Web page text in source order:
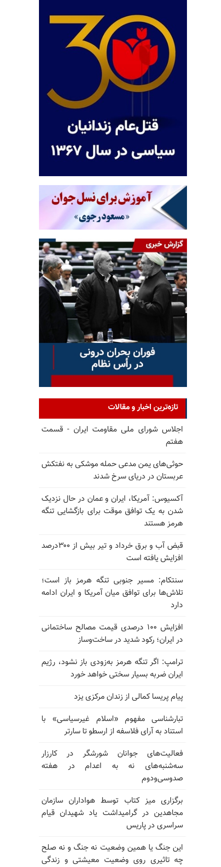
تازه‌ترین اخبار و مقالات
اجلاس شورای ملی مقاومت ایران - قسمت
هفتم
حوثی‌های یمن مدعی حمله موشکی به نفتکش
عربستان در دریای سرخ شدند
آکسیوس: آمریکا، ایران و عمان در حال نزدیک
شدن به یک توافق موقت برای بازگشایی تنگه
هرمز هستند
قبض آب و برق خرداد و تیر بیش از ۳۰۰درصد
افزایش یافته است
سنتکام: مسیر جنوبی تنگه هرمز باز است؛
تلاش‌ها برای توافق میان آمریکا و ایران ادامه
دارد
افزایش ۱۰۰ درصدی قیمت مصالح ساختمانی
در ایران؛ رکود شدید در ساخت‌وساز
ترامپ: اگر تنگه هرمز به‌زودی باز نشود، رژیم
ایران ضربه بسیار سختی خواهد خورد
پیام پریسا کمالی از زندان مرکزی یزد
تبارشناسی مفهوم «اسلام غیرسیاسی» با
استناد به آرای فلاسفه از ارسطو تا سارتر
فعالیت‌های جوانان شورشگر در کارزار
سه‌شنبه‌های نه به اعدام در هفته
صدوسی‌و‌دوم
برگزاری میز کتاب توسط هواداران سازمان
مجاهدین در گرامیداشت یاد شهیدان قیام
سراسری در پاریس
این جنگ یا همین وضعیت نه جنگ و نه صلح
چه تاثیری روی وضعیت معیشتی و زندگی